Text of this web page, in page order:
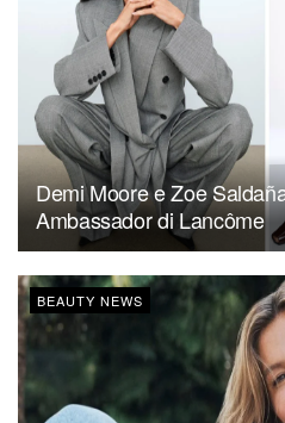
Demi Moore e Zoe
Ambassador di Lancôme
BEAUTY NEWS